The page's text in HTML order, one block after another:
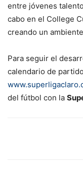
entre jóvenes
cabo en el College
creando un
Para seguir el
calendario de
del fútbol con la